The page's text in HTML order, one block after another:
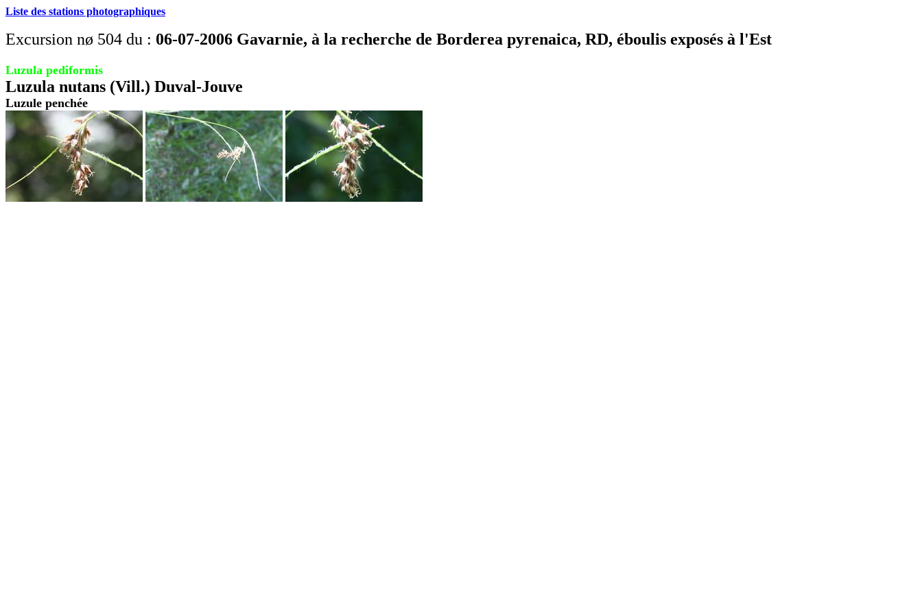
Liste des stations photographiques
Excursion nø 504 du : 06-07-2006 Gavarnie, à la recherche de Borderea pyrenaica, RD, éboulis exposés à l'Est
Luzula pediformis
Luzula nutans (Vill.) Duval-Jouve
Luzule penchée